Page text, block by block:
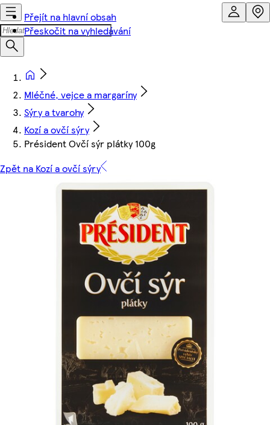
Přejít na hlavní obsah
Přeskočit na vyhledávání
Mléčné, vejce a margaríny
Sýry a tvarohy
Kozí a ovčí sýry
Président Ovčí sýr plátky 100g
Zpět na Kozí a ovčí sýry